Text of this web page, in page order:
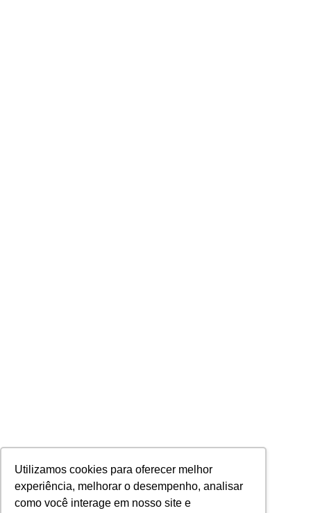
Utilizamos cookies para oferecer melhor
experiência, melhorar o desempenho, analisar
como você interage em nosso site e